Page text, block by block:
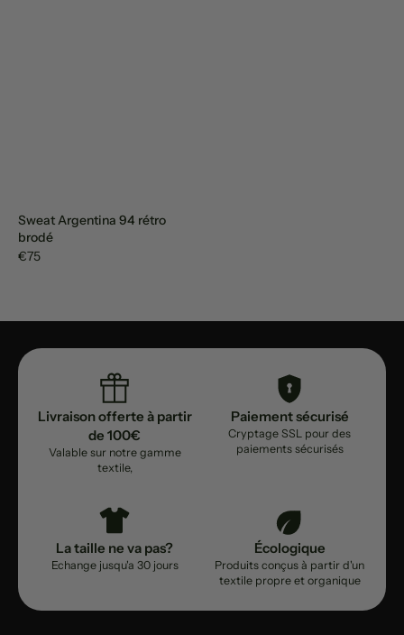
Sweat Argentina 94 rétro
brodé
€75
Livraison offerte à partir
de 100€
Valable sur notre gamme
textile,
Paiement sécurisé
Cryptage SSL pour des
paiements sécurisés
La taille ne va pas?
Echange jusqu'a 30 jours
Écologique
Produits conçus à partir d'un
textile propre et organique